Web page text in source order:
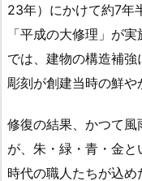
23年）にかけて約7年
「平成の大修理」が
では、建物の構造補
彫刻が創建当時の鮮や
修復の結果、かつて
が、朱・緑・青・金
時代の職人たちが込め